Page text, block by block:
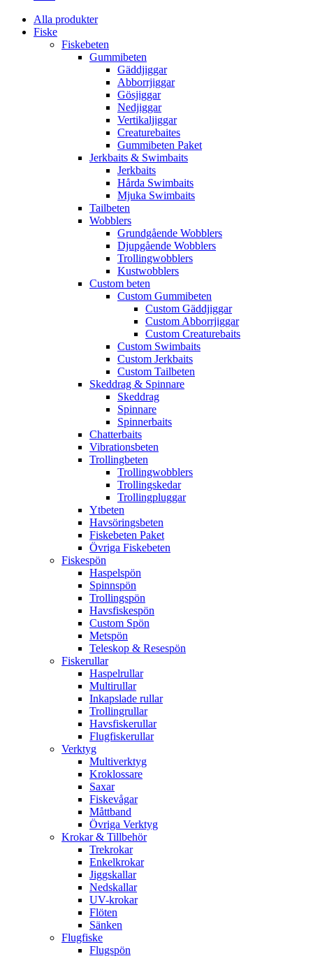
Alla produkter
Fiske
Fiskebeten
Gummibeten
Gäddjiggar
Abborrjiggar
Gösjiggar
Nedjiggar
Vertikaljiggar
Creaturebaites
Gummibeten Paket
Jerkbaits & Swimbaits
Jerkbaits
Hårda Swimbaits
Mjuka Swimbaits
Tailbeten
Wobblers
Grundgående Wobblers
Djupgående Wobblers
Trollingwobblers
Kustwobblers
Custom beten
Custom Gummibeten
Custom Gäddjiggar
Custom Abborrjiggar
Custom Creaturebaits
Custom Swimbaits
Custom Jerkbaits
Custom Tailbeten
Skeddrag & Spinnare
Skeddrag
Spinnare
Spinnerbaits
Chatterbaits
Vibrationsbeten
Trollingbeten
Trollingwobblers
Trollingskedar
Trollingpluggar
Ytbeten
Havsöringsbeten
Fiskebeten Paket
Övriga Fiskebeten
Fiskespön
Haspelspön
Spinnspön
Trollingspön
Havsfiskespön
Custom Spön
Metspön
Teleskop & Resespön
Fiskerullar
Haspelrullar
Multirullar
Inkapslade rullar
Trollingrullar
Havsfiskerullar
Flugfiskerullar
Verktyg
Multiverktyg
Kroklossare
Saxar
Fiskevågar
Måttband
Övriga Verktyg
Krokar & Tillbehör
Trekrokar
Enkelkrokar
Jiggskallar
Nedskallar
UV-krokar
Flöten
Sänken
Flugfiske
Flugspön